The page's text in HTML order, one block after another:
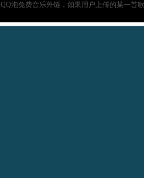
QQ泡免费音乐外链，如果用户上传的某一首